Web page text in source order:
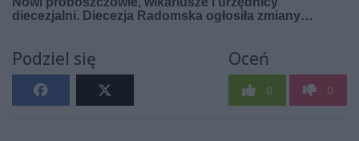
Podziel się Oceń
0 0